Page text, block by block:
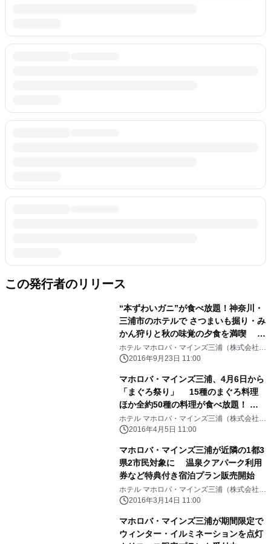
この発行者のリリース
“本ずわいガニ”が食べ放題！神奈川・
三浦市のホテルで さつまいも掘り・み
かん狩りと秋の味覚の夕食を満喫 期
間限定で未就学児無料ほか特典付き女
性向けプランも
ホテル マホロバ・マインズ三浦（株式会社四
季の自然舎）
2016年9月23日 11:00
マホロバ・マインズ三浦、4月6日から
「まぐろ祭り」 15種のまぐろ料理
ほか全約50種の料理が食べ放題！ ま
ぐろ寿司3種の味くらべができる特別
料理も提供
ホテル マホロバ・マインズ三浦（株式会社四
季の自然舎）
2016年4月5日 11:00
マホロバ・マインズ三浦が近隣の1都3
県2市民対象に 温泉クアパーク利用
券など特典付き宿泊プラン販売開始
ホテル マホロバ・マインズ三浦（株式会社四
季の自然舎）
2016年3月14日 11:00
マホロバ・マインズ三浦が期間限定で
ウィンター・イルミネーションを点灯